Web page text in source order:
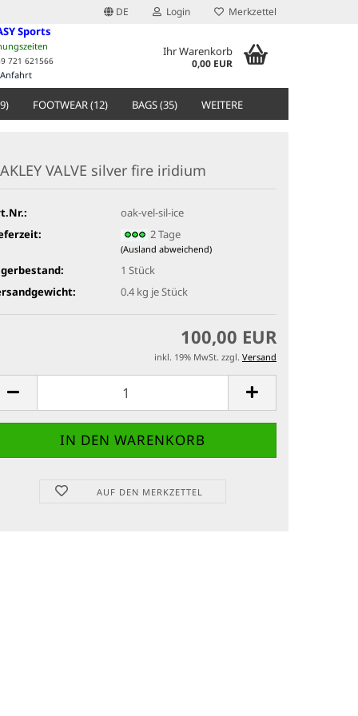
DE Login Merkzettel
Sports
721 621566
Anfahrt
Ihr Warenkorb
0,00 EUR
FOOTWEAR (12) BAGS (35) WEITERE
VALVE silver fire iridium
oak-vel-sil-ice
2 Tage
(Ausland abweichend)
1 Stück
0.4 kg je Stück
100,00 EUR
inkl. 19% MwSt. zzgl. Versand
AUF DEN MERKZETTEL